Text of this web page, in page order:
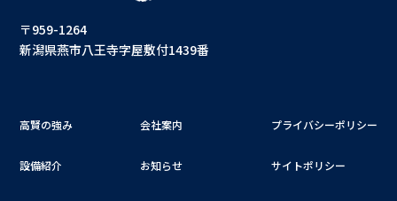
〒959-1264
新潟県燕市八王寺字屋敷付1439番
高賢の強み
設備紹介
会社案内
お知らせ
プライバシーポリシー
サイトポリシー